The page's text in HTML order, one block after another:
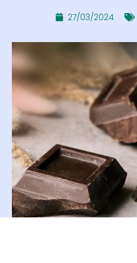
27/03/2024